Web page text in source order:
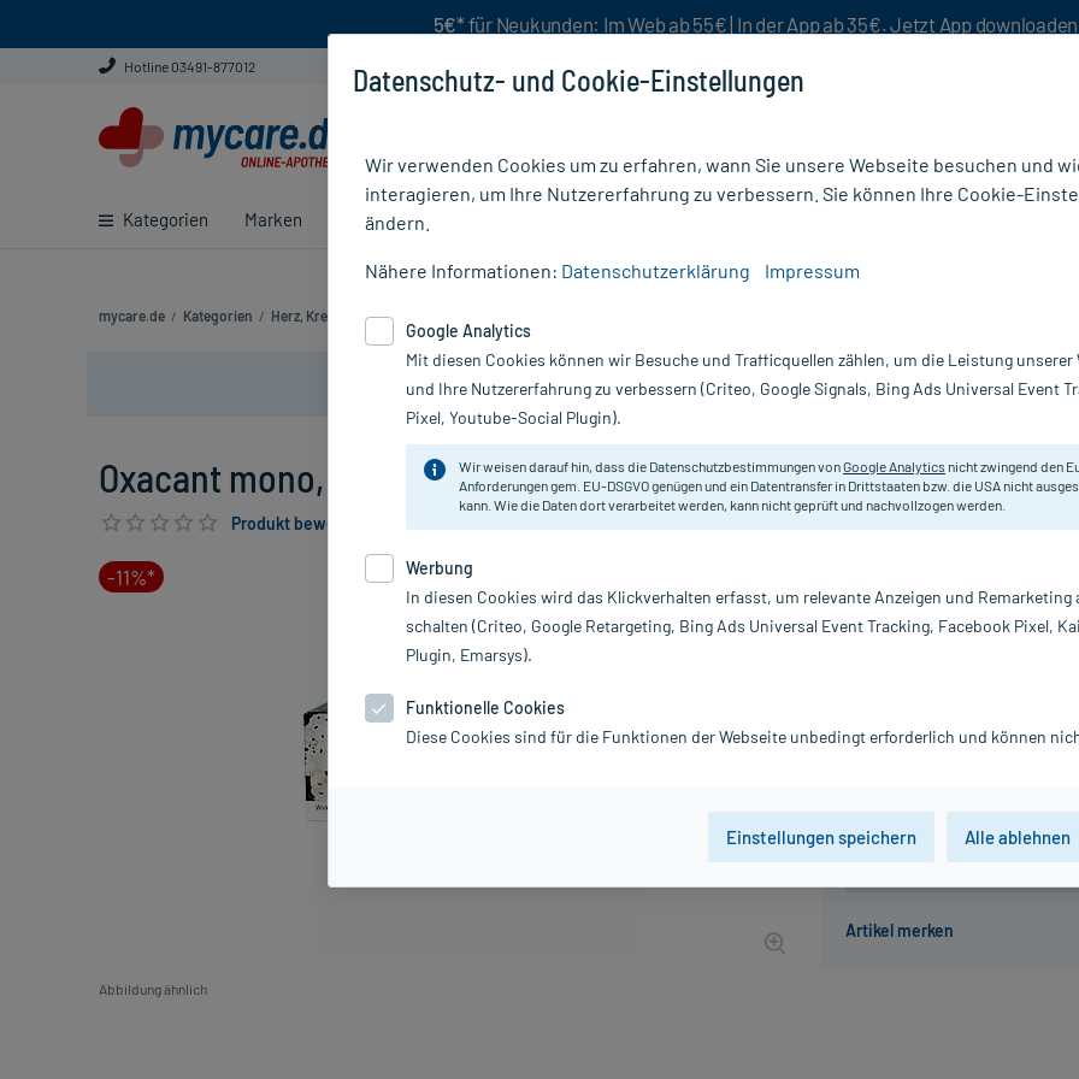
5€* für Neukunden: Im Web ab 55€ | In der App ab 35€. Jetzt App downloaden
Hotline 03491-877012
Kategorien Marken Ratgeber
mycare.de / Kategorien / Herz, Kreislauf & Venen
Nur für kurze Zeit:Gratis-Versand* ab 19€ Mindestbestellwert!
Oxacant mono, 100 ml
Produkt bewerten & PlusHerzen sichern
-11%*
Abbildung ähnlich
Grundpreis: 317,30 € / l
Der Artikel ist momentan
Beratung für
Bei nachlassender
Darreichung:
Hersteller:
Datenschutz- und Cookie-Einstellungen
Wir verwenden Cookies um zu erfahren, wann Sie unsere Webseite besuchen und
interagieren, um Ihre Nutzererfahrung zu verbessern. Sie können Ihre Cookie-
ändern.
Nähere Informationen: Datenschutzerklärung Impressum
Google Analytics
Mit diesen Cookies können wir Besuche und Trafficquellen zählen, um die Leistung unserer
und Ihre Nutzererfahrung zu verbessern (Criteo, Google Signals, Bing Ads Universal Event
Pixel, Youtube-Social Plugin).
Wir weisen darauf hin, dass die Datenschutzbestimmungen vonGoogle Analytics nicht zwingend den
Anforderungen gem. EU-DSGVO genügen und ein Datentransfer in Drittstaaten bzw. die USA nicht
kann. Wie die Daten dort verarbeitet werden, kann nicht geprüft und nachvollzogen werden.
Werbung
In diesen Cookies wird das Klickverhalten erfasst, um relevante Anzeigen und Remarketing
schalten (Criteo, Google Retargeting, Bing Ads Universal Event Tracking, Facebook Pixel,
Plugin, Emarsys).
Funktionelle Cookies
Diese Cookies sind für die Funktionen der Webseite unbedingt erforderlich und können
Einstellungen speichern Alle ablehnen